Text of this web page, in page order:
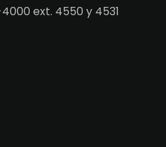
ext. 4550 y 4531